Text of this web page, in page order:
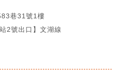
巷31號1樓
2號出口】文湖線